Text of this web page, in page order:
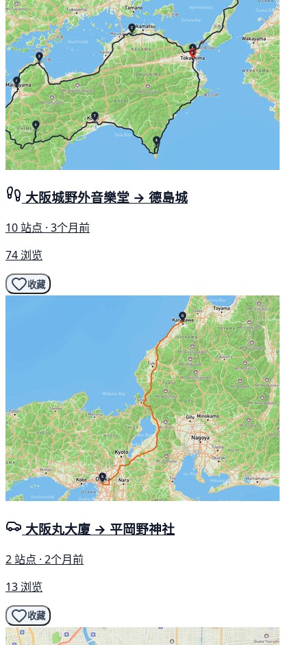
大阪城野外音樂堂 → 德島城
10 站点 · 3个月前
74 浏览
收藏
大阪丸大廈 → 平岡野神社
2 站点 · 2个月前
13 浏览
收藏